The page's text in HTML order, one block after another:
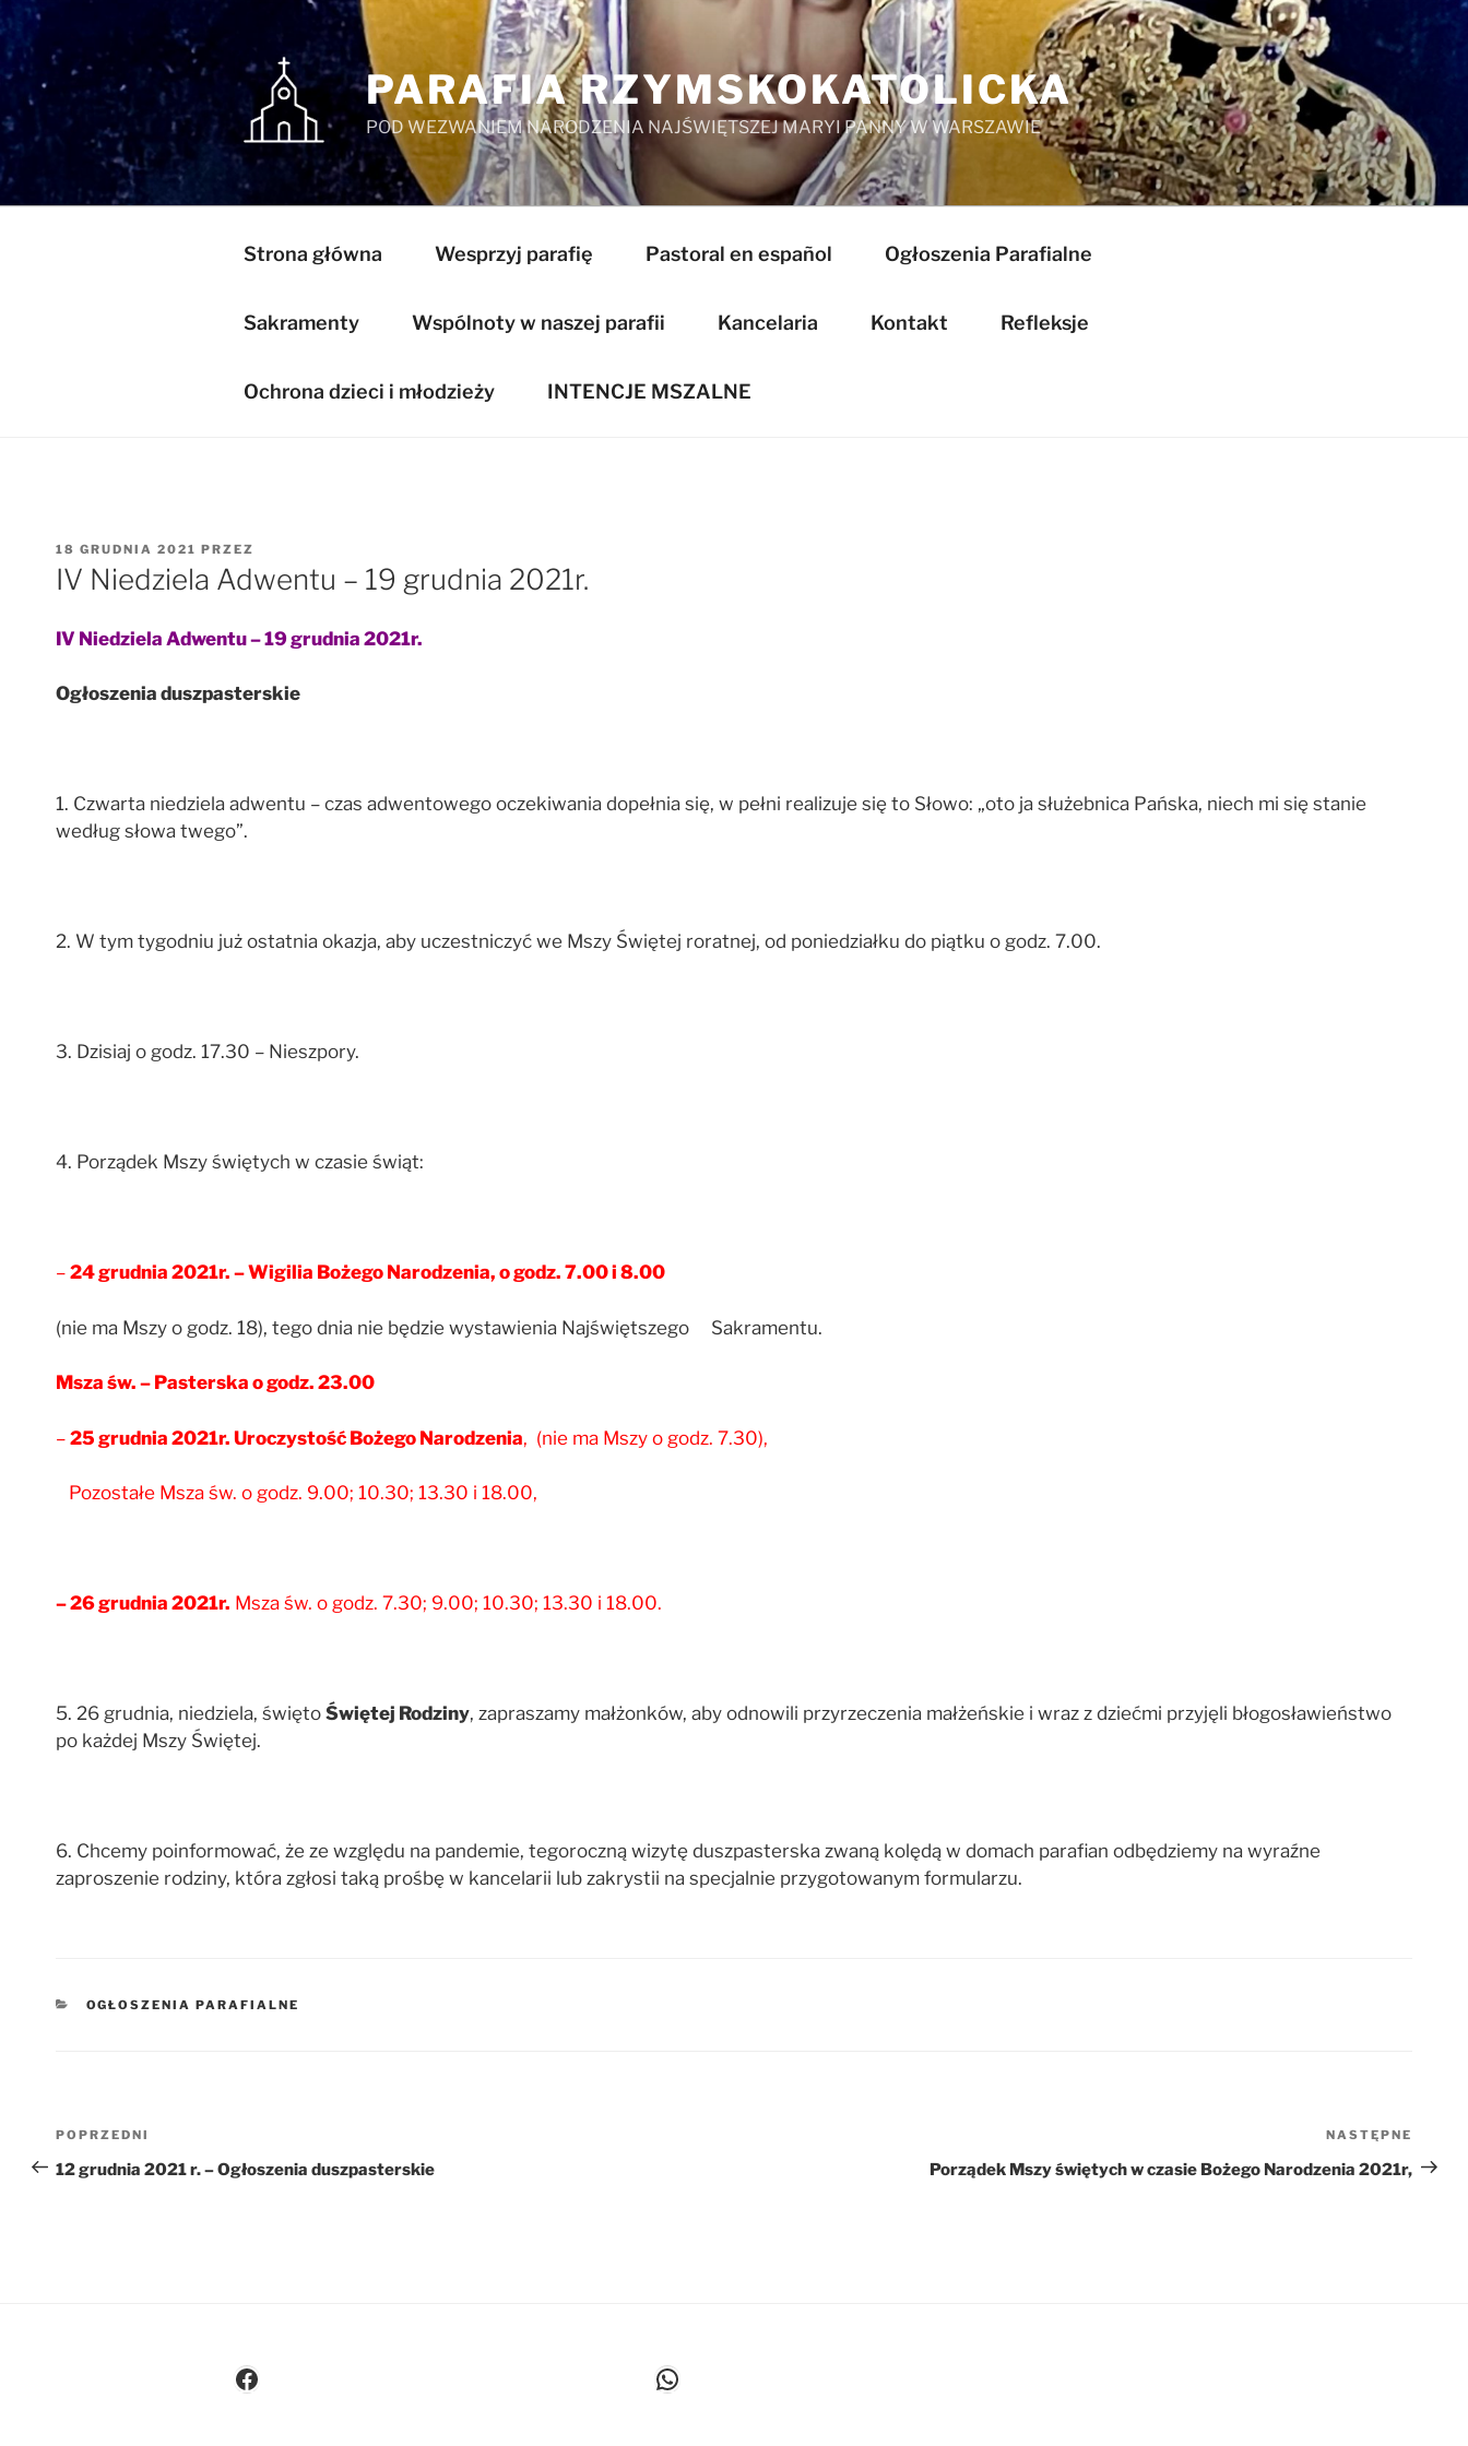
Przejdź
do
treści
PARAFIA RZYMSKOKATOLICKA
POD WEZWANIEM NARODZENIA NAJŚWIĘTSZEJ MARYI PANNY W WARSZAWIE
Strona główna Wesprzyj parafię Pastoral en español Ogłoszenia Parafialne
Sakramenty Wspólnoty w naszej parafii Kancelaria Kontakt Refleksje
Ochrona dzieci i młodzieży INTENCJE MSZALNE
OPUBLIKOWANE
W
18 GRUDNIA 2021 PRZEZ
IV Niedziela Adwentu – 19 grudnia 2021r.
IV Niedziela Adwentu – 19 grudnia 2021r.
Ogłoszenia duszpasterskie
1. Czwarta niedziela adwentu – czas adwentowego oczekiwania dopełnia się, w pełni realizuje się to Słowo: „oto ja służebnica Pańska, niech mi się stanie
według słowa twego”.
2. W tym tygodniu już ostatnia okazja, aby uczestniczyć we Mszy Świętej roratnej, od poniedziałku do piątku o godz. 7.00.
3. Dzisiaj o godz. 17.30 – Nieszpory.
4. Porządek Mszy świętych w czasie świąt:
– 24 grudnia 2021r. – Wigilia Bożego Narodzenia, o godz. 7.00 i 8.00
(nie ma Mszy o godz. 18), tego dnia nie będzie wystawienia Najświętszego Sakramentu.
Msza św. – Pasterska o godz. 23.00
– 25 grudnia 2021r. Uroczystość Bożego Narodzenia, (nie ma Mszy o godz. 7.30),
Pozostałe Msza św. o godz. 9.00; 10.30; 13.30 i 18.00,
– 26 grudnia 2021r. Msza św. o godz. 7.30; 9.00; 10.30; 13.30 i 18.00.
5. 26 grudnia, niedziela, święto Świętej Rodziny, zapraszamy małżonków, aby odnowili przyrzeczenia małżeńskie i wraz z dziećmi przyjęli błogosławieństwo
po każdej Mszy Świętej.
6. Chcemy poinformować, że ze względu na pandemie, tegoroczną wizytę duszpasterska zwaną kolędą w domach parafian odbędziemy na wyraźne
zaproszenie rodziny, która zgłosi taką prośbę w kancelarii lub zakrystii na specjalnie przygotowanym formularzu.
KATEGORIE
OGŁOSZENIA PARAFIALNE
Nawigacja
wpisu
Poprzedni
wpis
POPRZEDNI
12 grudnia 2021 r. – Ogłoszenia duszpasterskie
wpis
NASTĘPNE
Porządek Mszy świętych w czasie Bożego Narodzenia 2021r,
Facebook WhatsApp